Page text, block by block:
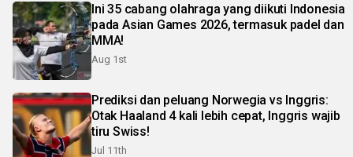
Ini 35 cabang olahraga yang diikuti Indonesia
pada Asian Games 2026, termasuk padel dan
MMA!
Aug 1st
Prediksi dan peluang Norwegia vs Inggris:
Otak Haaland 4 kali lebih cepat, Inggris wajib
tiru Swiss!
Jul 11th